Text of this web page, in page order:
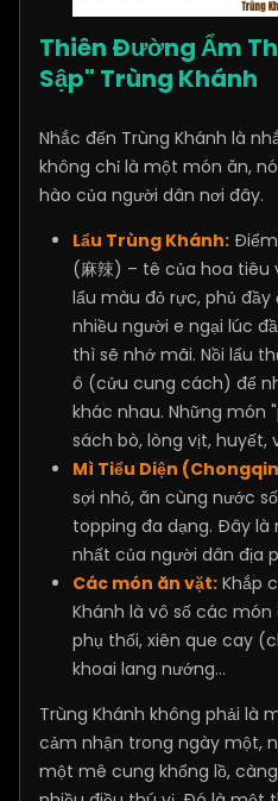
Thiên Đường Ẩm
Sập" Trùng Khánh
Nhắc đến Trùng Khánh là
không chỉ là một món ăn,
hào của người dân nơi đây.
Lẩu Trùng Khánh:
(麻辣) – tê của hoa tiêu
lẩu màu đỏ rực, phủ
nhiều người e ngại lúc
thì sẽ nhớ mãi. Nồi lẩu
ô (cửu cung cách) để
khác nhau. Những món
sách bò, lòng vịt, huyết,
Mì Tiểu Diện
sợi nhỏ, ăn cùng nước
topping đa dạng. Đây là
nhất của người dân địa
Các món ăn vặt: Khắp
Khánh là vô số các
phụ thối, xiên que cay
khoai lang nướng...
Trùng Khánh không phải là
cảm nhận trong ngày một,
một mê cung khổng lồ,